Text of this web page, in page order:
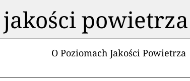
O Poziomach Jakości Powietrza